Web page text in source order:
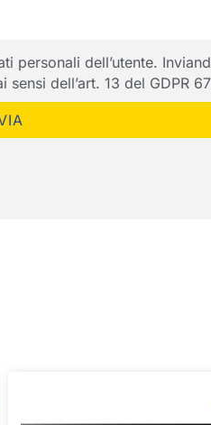
personali dell’utente.
dell’art. 13 del GDPR